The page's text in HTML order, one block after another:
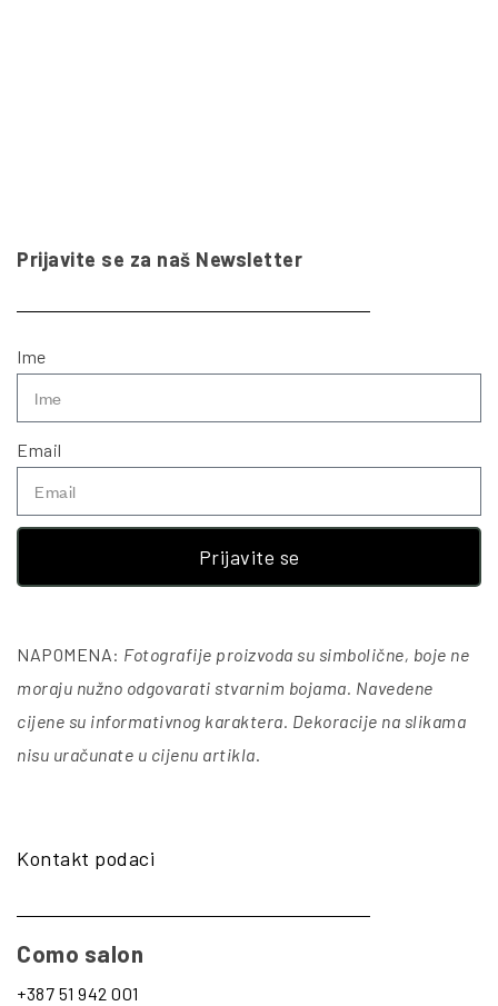
Prijavite se za naš Newsletter
Ime
Email
Prijavite se
NAPOMENA: Fotografije proizvoda su simbolične, boje ne
moraju nužno odgovarati stvarnim bojama. Navedene
cijene su informativnog karaktera. Dekoracije na slikama
nisu uračunate u cijenu artikla.
Kontakt podaci
Como salon
+387 51 942 001